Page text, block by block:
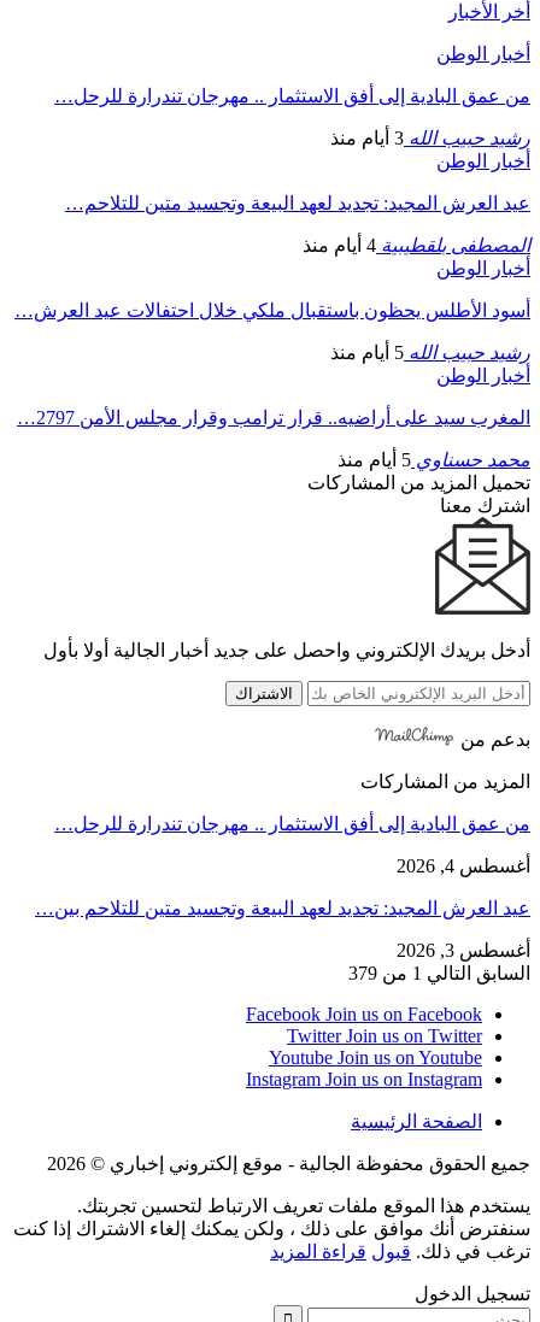
أخر الأخبار
أخبار الوطن
من عمق البادية إلى أفق الاستثمار .. مهرجان تندرارة للرحل…
رشيد حبيب الله 3 أيام منذ
أخبار الوطن
عيد العرش المجيد: تجديد لعهد البيعة وتجسيد متين للتلاحم…
المصطفى بلقطيبية 4 أيام منذ
أخبار الوطن
أسود الأطلس يحظون باستقبال ملكي خلال احتفالات عيد العرش…
رشيد حبيب الله 5 أيام منذ
أخبار الوطن
المغرب سيد على أراضيه.. قرار ترامب وقرار مجلس الأمن 2797…
محمد حسناوي 5 أيام منذ
تحميل المزيد من المشاركات
اشترك معنا
أدخل بريدك الإلكتروني واحصل على جديد أخبار الجالية أولا بأول
الاشتراك
بدعم من
المزيد من المشاركات
من عمق البادية إلى أفق الاستثمار .. مهرجان تندرارة للرحل…
أغسطس 4, 2026
عيد العرش المجيد: تجديد لعهد البيعة وتجسيد متين للتلاحم بين…
أغسطس 3, 2026
السابق التالي 1 من 379
Facebook Join us on Facebook
Twitter Join us on Twitter
Youtube Join us on Youtube
Instagram Join us on Instagram
الصفحة الرئيسية
جميع الحقوق محفوظة الجالية - موقع إلكتروني إخباري © 2026
يستخدم هذا الموقع ملفات تعريف الارتباط لتحسين تجربتك.
سنفترض أنك موافق على ذلك ، ولكن يمكنك إلغاء الاشتراك إذا كنت
ترغب في ذلك. قبول قراءة المزيد
تسجيل الدخول